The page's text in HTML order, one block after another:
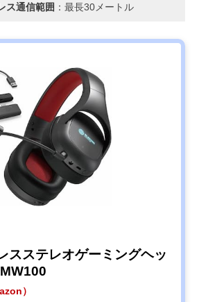
ス通信範囲 ：最長30メートル
スステレオゲーミングヘッ
）